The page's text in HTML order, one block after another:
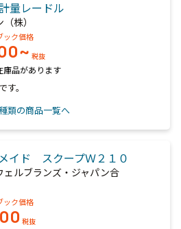
量レードル
株）
ック価格
税抜
庫品があります
。
類の商品一覧へ
イド スクープＷ２１０
ェルブランズ・ジャパン合
ック価格
税抜